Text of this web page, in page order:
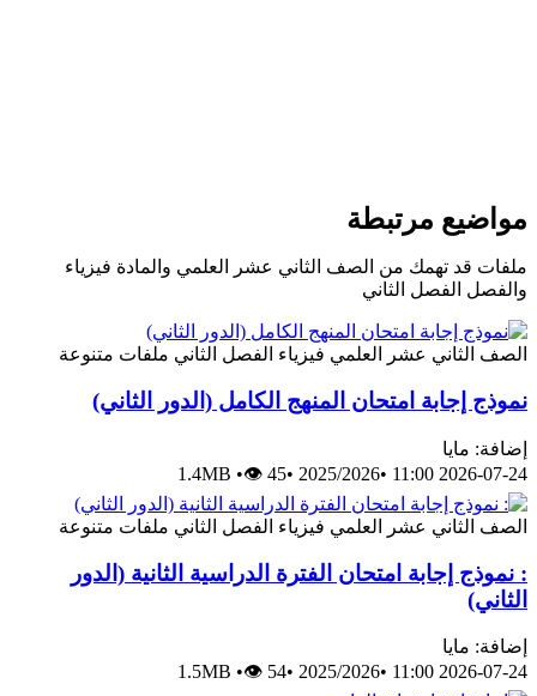
مواضيع مرتبطة
ملفات قد تهمك من الصف الثاني عشر العلمي والمادة فيزياء
والفصل الفصل الثاني
الصف الثاني عشر العلمي فيزياء الفصل الثاني ملفات متنوعة
نموذج إجابة امتحان المنهج الكامل (الدور الثاني)
إضافة: مايا
2026-07-24 11:00
•
2025/2026
•
1.4MB •👁 45
الصف الثاني عشر العلمي فيزياء الفصل الثاني ملفات متنوعة
: نموذج إجابة امتحان الفترة الدراسية الثانية (الدور
الثاني)
إضافة: مايا
2026-07-24 11:00
•
2025/2026
•
1.5MB •👁 54